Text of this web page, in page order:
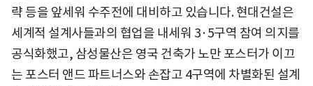
략 등을 앞세워 수주전에 대비하고 있습니다. 현대건설은
세계적 설계사들과의 협업을 내세워 3·5구역 참여 의지를
공식화했고, 삼성물산은 영국 건축가 노만 포스터가 이끄
는 포스터 앤드 파트너스와 손잡고 4구역에 차별화된 설계